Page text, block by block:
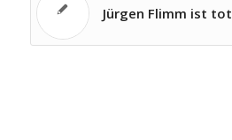
Jürgen Flimm ist tot